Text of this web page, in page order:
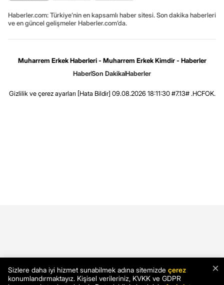
Haberler.com: Türkiye’nin en kapsamlı haber sitesi. Son dakika haberleri
ve en güncel gelişmeler Haberler.com’da.
Muharrem Erkek Haberleri - Muharrem Erkek Kimdir - Haberler
HaberSon DakikaHaberler
Gizlilik ve çerez ayarları [Hata Bildir] 09.08.2026 18:11:30 #7.13# .HCFOK.
×
Sizlere daha iyi hizmet sunabilmek adına sitemizde çerez
konumlandırmaktayız. Kişisel verileriniz, KVKK ve GDPR